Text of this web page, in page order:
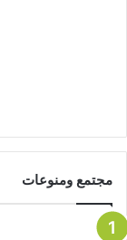
مجتمع ومنوعات